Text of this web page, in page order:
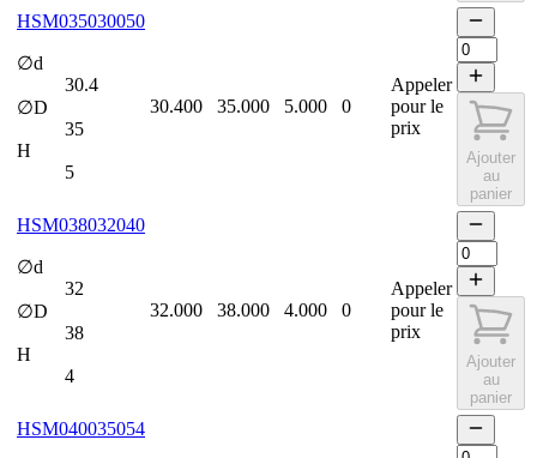
HSM035030050
∅d
30.4
∅D
35
H
5
30.400 35.000 5.000 0
Appeler
pour le
prix
Ajouter
au
panier
HSM038032040
∅d
32
∅D
38
H
4
32.000 38.000 4.000 0
Appeler
pour le
prix
Ajouter
au
panier
HSM040035054